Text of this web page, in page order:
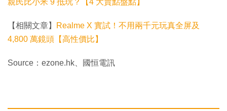
【相關文章】
Realme X 實試！不用兩千元玩真全屏及
4,800 萬鏡頭【高性價比】
Source：ezone.hk、國恒電訊